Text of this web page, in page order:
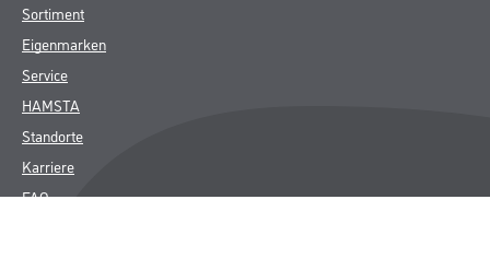
Sortiment
Eigenmarken
Service
HAMSTA
Standorte
Karriere
FAQ